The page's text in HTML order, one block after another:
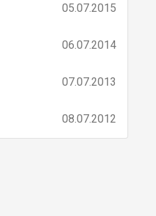
05.07.2015
06.07.2014
07.07.2013
08.07.2012